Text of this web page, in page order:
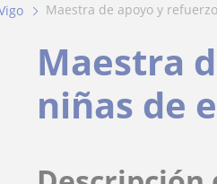
maestra de apoyo y
Maestra
niñas de